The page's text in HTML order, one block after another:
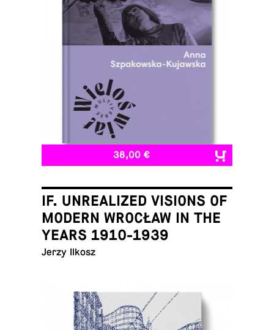
38,00 €
IF. UNREALIZED VISIONS OF
MODERN WROCŁAW IN THE
YEARS 1910-1939
Jerzy Ilkosz